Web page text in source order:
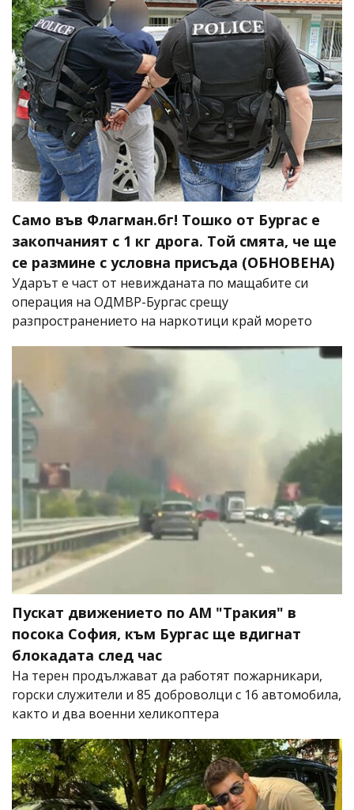
Само във Флагман.бг! Тошко от Бургас е
закопчаният с 1 кг дрога. Той смята, че ще
се размине с условна присъда (ОБНОВЕНА)
Ударът е част от невижданата по мащабите си
операция на ОДМВР-Бургас срещу
разпространението на наркотици край морето
Пускат движението по АМ "Тракия" в
посока София, към Бургас ще вдигнат
блокадата след час
На терен продължават да работят пожарникари,
горски служители и 85 доброволци с 16 автомобила,
както и два военни хеликоптера